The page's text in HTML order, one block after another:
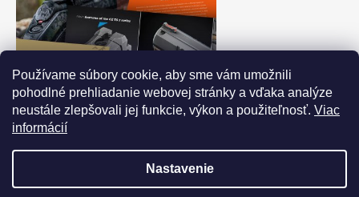
Používame súbory cookie, aby sme vám umožnili
pohodlné prehliadanie webovej stránky a vďaka analýze
neustále zlepšovali jej funkcie, výkon a použiteľnosť. Viac
informácií
Nastavenie